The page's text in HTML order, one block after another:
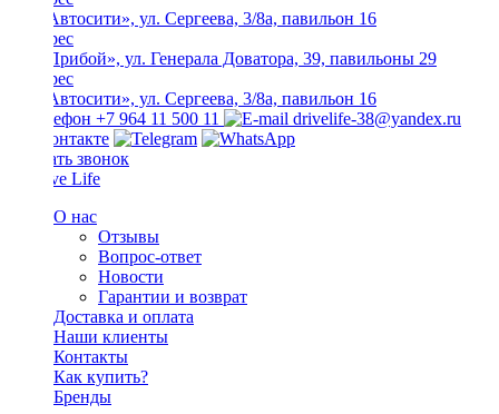
ТЦ «Автосити», ул. Сергеева, 3/8а, павильон 16
ТЦ «Прибой», ул. Генерала Доватора, 39, павильоны 29
ТЦ «Автосити», ул. Сергеева, 3/8а, павильон 16
+7 964 11 500 11
drivelife-38@yandex.ru
Заказать звонок
О нас
Отзывы
Вопрос-ответ
Новости
Гарантии и возврат
Доставка и оплата
Наши клиенты
Контакты
Как купить?
Бренды